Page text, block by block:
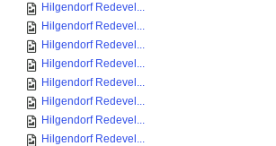
Hilgendorf Redevel...
Hilgendorf Redevel...
Hilgendorf Redevel...
Hilgendorf Redevel...
Hilgendorf Redevel...
Hilgendorf Redevel...
Hilgendorf Redevel...
Hilgendorf Redevel...